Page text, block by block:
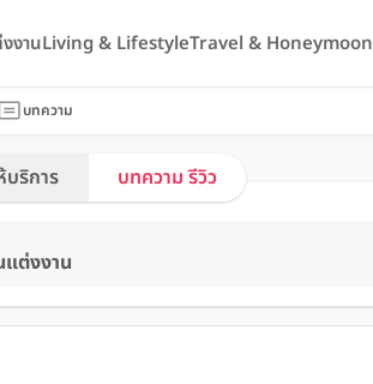
งานLiving & LifestyleTravel & Honeymoon
บทความ
บริการ บทความ รีวิว